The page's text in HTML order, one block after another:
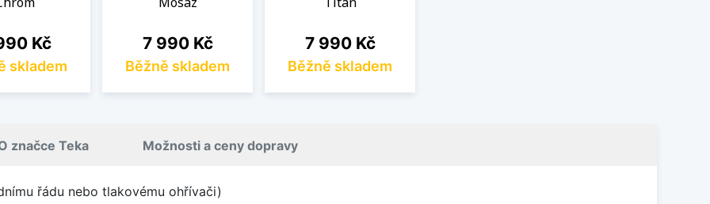
Kč
skladem
Cena
7 990 Kč
Běžně skladem
Cena
7 990 Kč
Běžně skladem
značce Teka Možnosti a ceny dopravy
řádu nebo tlakovému ohřívači)